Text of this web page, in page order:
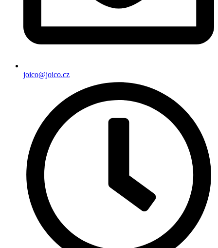
joico@joico.cz